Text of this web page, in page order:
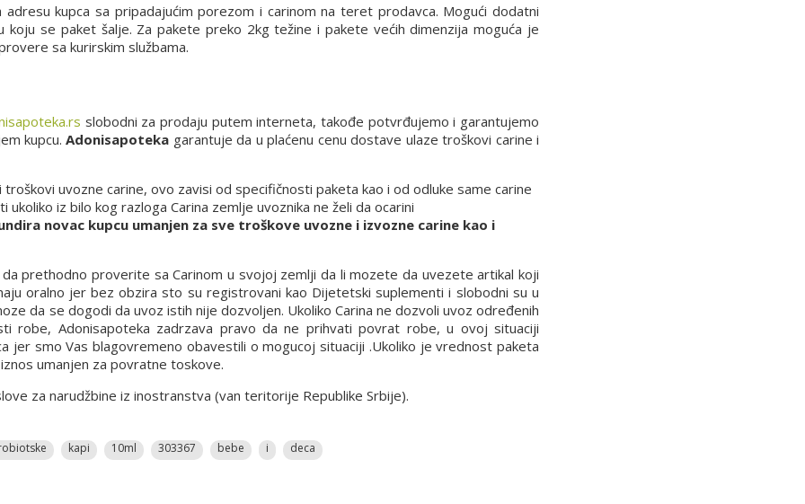
kupca sa pripadajućim porezom i carinom na teret prodavca. Mogući dodatni
se paket šalje. Za pakete preko 2kg težine i pakete većih dimenzija moguća je
sa kurirskim službama.
slobodni za prodaju putem interneta, takođe potvrđujemo i garantujemo
kupcu.Adonisapoteka garantuje da u plaćenu cenu dostave ulaze troškovi carine i
uvozne carine, ovo zavisi od specifičnosti paketa kao i od odluke same carine
iz bilo kog razloga Carina zemlje uvoznika ne želi da ocarini
novac kupcu umanjen za sve troškove uvozne i izvozne carine kao i
prethodno proverite sa Carinom u svojoj zemlji da li mozete da uvezete artikal koji
oralno jer bez obzira sto su registrovani kao Dijetetski suplementi i slobodni su u
da se dogodi da uvoz istih nije dozvoljen. Ukoliko Carina ne dozvoli uvoz određenih
robe, Adonisapoteka zadrzava pravo da ne prihvati povrat robe, u ovoj situaciji
jer smo Vas blagovremeno obavestili o mogucoj situaciji .Ukoliko je vrednost paketa
umanjen za povratne toskove.
za narudžbine iz inostranstva (van teritorije Republike Srbije).
kapi 10ml 303367 bebe i deca